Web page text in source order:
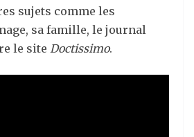
sujets comme les
sa famille, le journal
le site Doctissimo.